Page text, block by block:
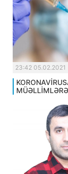
23:42 05.02.2021